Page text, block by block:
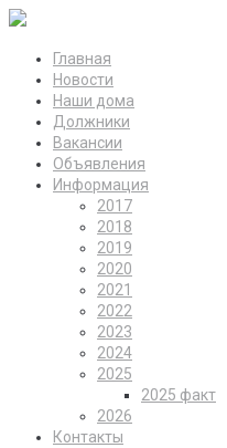
Главная
Новости
Наши дома
Должники
Вакансии
Объявления
Информация
2017
2018
2019
2020
2021
2022
2023
2024
2025
2025 факт
2026
Контакты